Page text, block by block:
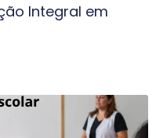
Integral em